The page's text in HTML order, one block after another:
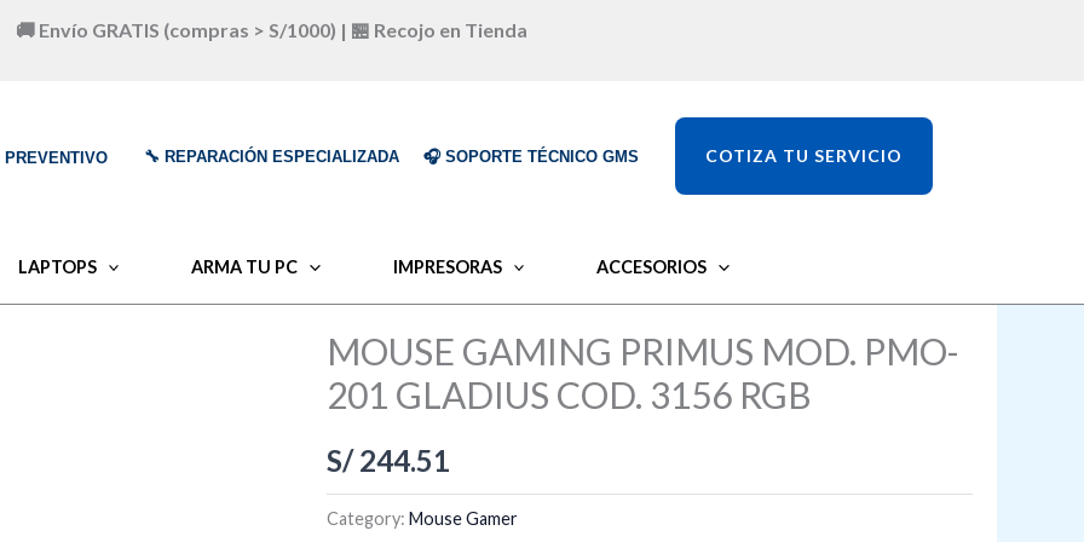
🚚 Envío GRATIS (compras > S/1000) | 🏪 Recojo en Tienda
🔧 REPARACIÓN ESPECIALIZADA 🎧 SOPORTE TÉCNICO GMS COTIZA TU SERVICIO
LAPTOPS ARMA TU PC IMPRESORAS ACCESORIOS
MOUSE GAMING PRIMUS MOD. PMO-
201 GLADIUS COD. 3156 RGB
S/244.51
Category:Mouse Gamer